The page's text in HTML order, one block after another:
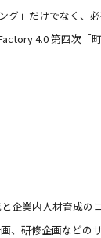
グ」だけでなく、
4.0 第四次「町
企業内人材育成の
、研修企画などの